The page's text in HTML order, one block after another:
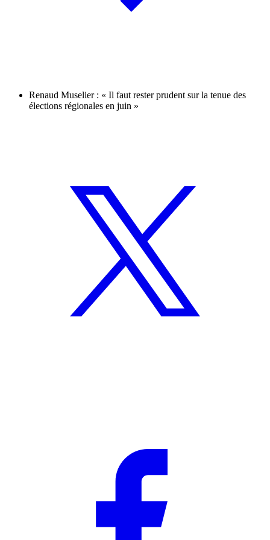
Renaud Muselier : « Il faut rester prudent sur la tenue des
élections régionales en juin »